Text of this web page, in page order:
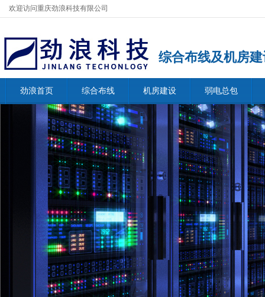
欢迎访问重庆劲浪科技有限公司
综合布线及机房
劲浪首页 综合布线 机房建设 弱电总包